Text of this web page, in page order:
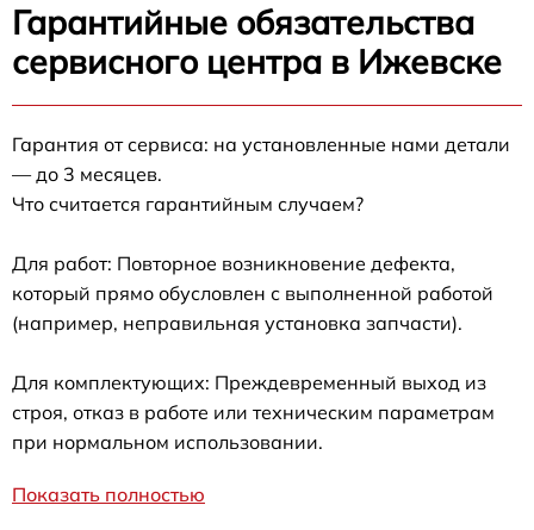
Гарантийные обязательства
сервисного центра в Ижевске
Гарантия от сервиса: на установленные нами детали
— до 3 месяцев.
Что считается гарантийным случаем?
Для работ: Повторное возникновение дефекта,
который прямо обусловлен с выполненной работой
(например, неправильная установка запчасти).
Для комплектующих: Преждевременный выход из
строя, отказ в работе или техническим параметрам
при нормальном использовании.
Показать полностью